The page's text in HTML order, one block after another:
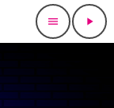
menu play_arrow